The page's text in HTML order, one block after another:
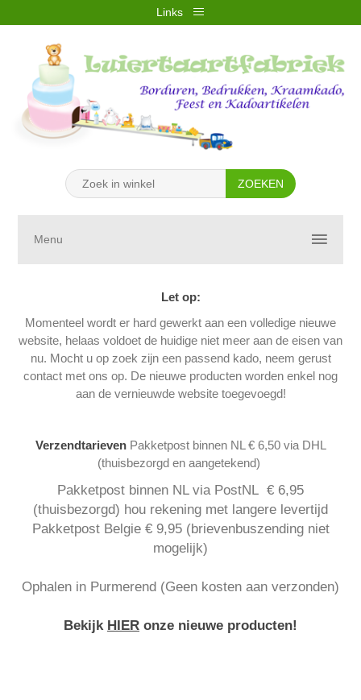
Links
REGISTREREN
WINKELWAGEN (0)
Menu
Let op:
Momenteel wordt er hard gewerkt aan een volledige nieuwe
website, helaas voldoet de huidige niet meer aan de eisen van
nu. Mocht u op zoek zijn een passend kado, neem gerust
contact met ons op. De nieuwe producten worden enkel nog
aan de vernieuwde website toegevoegd!
Verzendtarieven Pakketpost binnen NL € 6,50 via DHL
(thuisbezorgd en aangetekend)
Pakketpost binnen NL via PostNL € 6,95
(thuisbezorgd) hou rekening met langere levertijd
Pakketpost Belgie € 9,95 (brievenbuszending niet
mogelijk)
Ophalen in Purmerend (Geen kosten aan verzonden)
Bekijk HIER onze nieuwe producten!